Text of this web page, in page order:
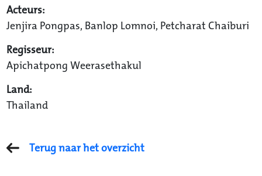
Acteurs:
Jenjira Pongpas, Banlop Lomnoi, Petcharat Chaiburi
Regisseur:
Apichatpong Weerasethakul
Land:
Thailand
Terug naar het overzicht